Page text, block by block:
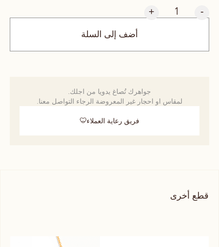
-
+
أضف إلى السلة
جواهرك تُصاغ يدويا من اجلك.
لمقاس او احجار غير المعروضة الرجاء التواصل معنا.
فريق رعاية العملاء
قطع أخرى